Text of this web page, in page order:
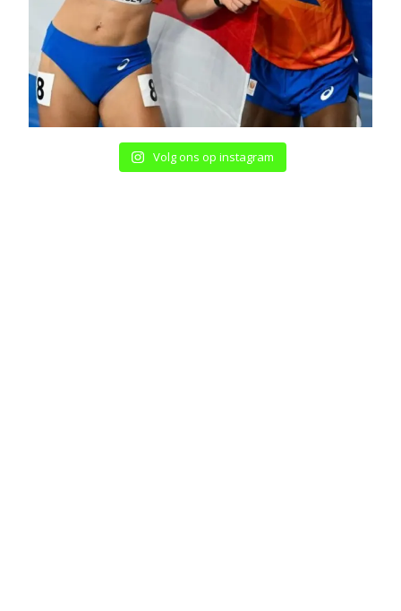
Volg ons op instagram